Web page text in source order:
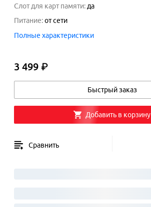
Слот для карт памяти: да
Питание:от сети
Полные характеристики
3 499 ₽3 499 ₽
Быстрый заказ
Добавить в корзину
Сравнить